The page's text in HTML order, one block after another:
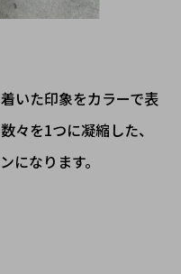
いた印象をカラーで表
々を1つに凝縮した、
になります。